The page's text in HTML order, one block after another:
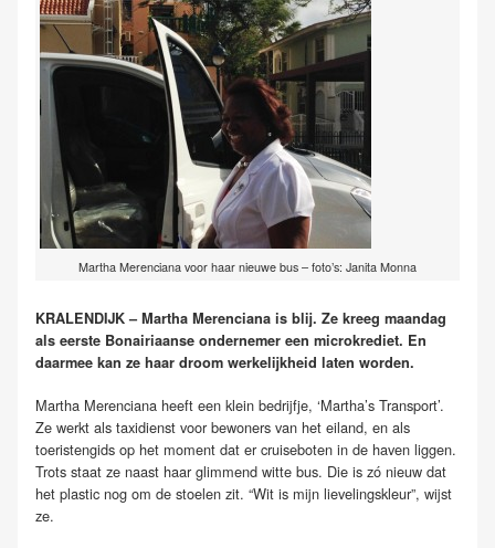
Martha Merenciana voor haar nieuwe bus – foto’s: Janita Monna
KRALENDIJK – Martha Merenciana is blij. Ze kreeg maandag
als eerste Bonairiaanse ondernemer een microkrediet. En
daarmee kan ze haar droom werkelijkheid laten worden.
Martha Merenciana heeft een klein bedrijfje, ‘Martha’s Transport’.
Ze werkt als taxidienst voor bewoners van het eiland, en als
toeristengids op het moment dat er cruiseboten in de haven liggen.
Trots staat ze naast haar glimmend witte bus. Die is zó nieuw dat
het plastic nog om de stoelen zit. “Wit is mijn lievelingskleur”, wijst
ze.